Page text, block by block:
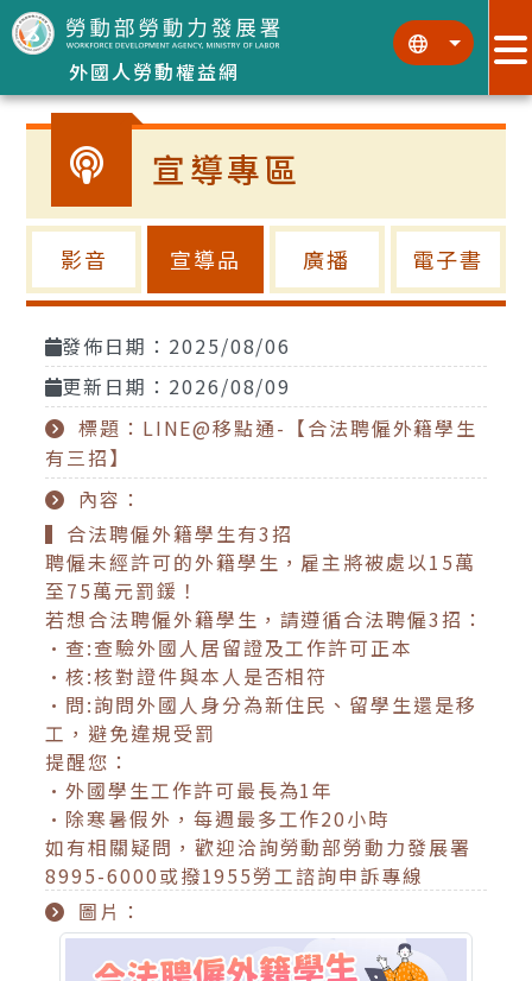
跳到主要內容區塊
外國人勞動權益網
::: :::
宣導專區
影音 宣導品 廣播 電子書
發佈日期：2025/08/06
更新日期：2026/08/09
標題：LINE@移點通-【合法聘僱外籍學生
有三招】
內容：
▍合法聘僱外籍學生有3招
聘僱未經許可的外籍學生，雇主將被處以15萬
至75萬元罰鍰！
若想合法聘僱外籍學生，請遵循合法聘僱3招：
•查:查驗外國人居留證及工作許可正本
•核:核對證件與本人是否相符
•問:詢問外國人身分為新住民、留學生還是移
工，避免違規受罰
提醒您：
•外國學生工作許可最長為1年
•除寒暑假外，每週最多工作20小時
如有相關疑問，歡迎洽詢勞動部勞動力發展署
8995-6000或撥1955勞工諮詢申訴專線
圖片：